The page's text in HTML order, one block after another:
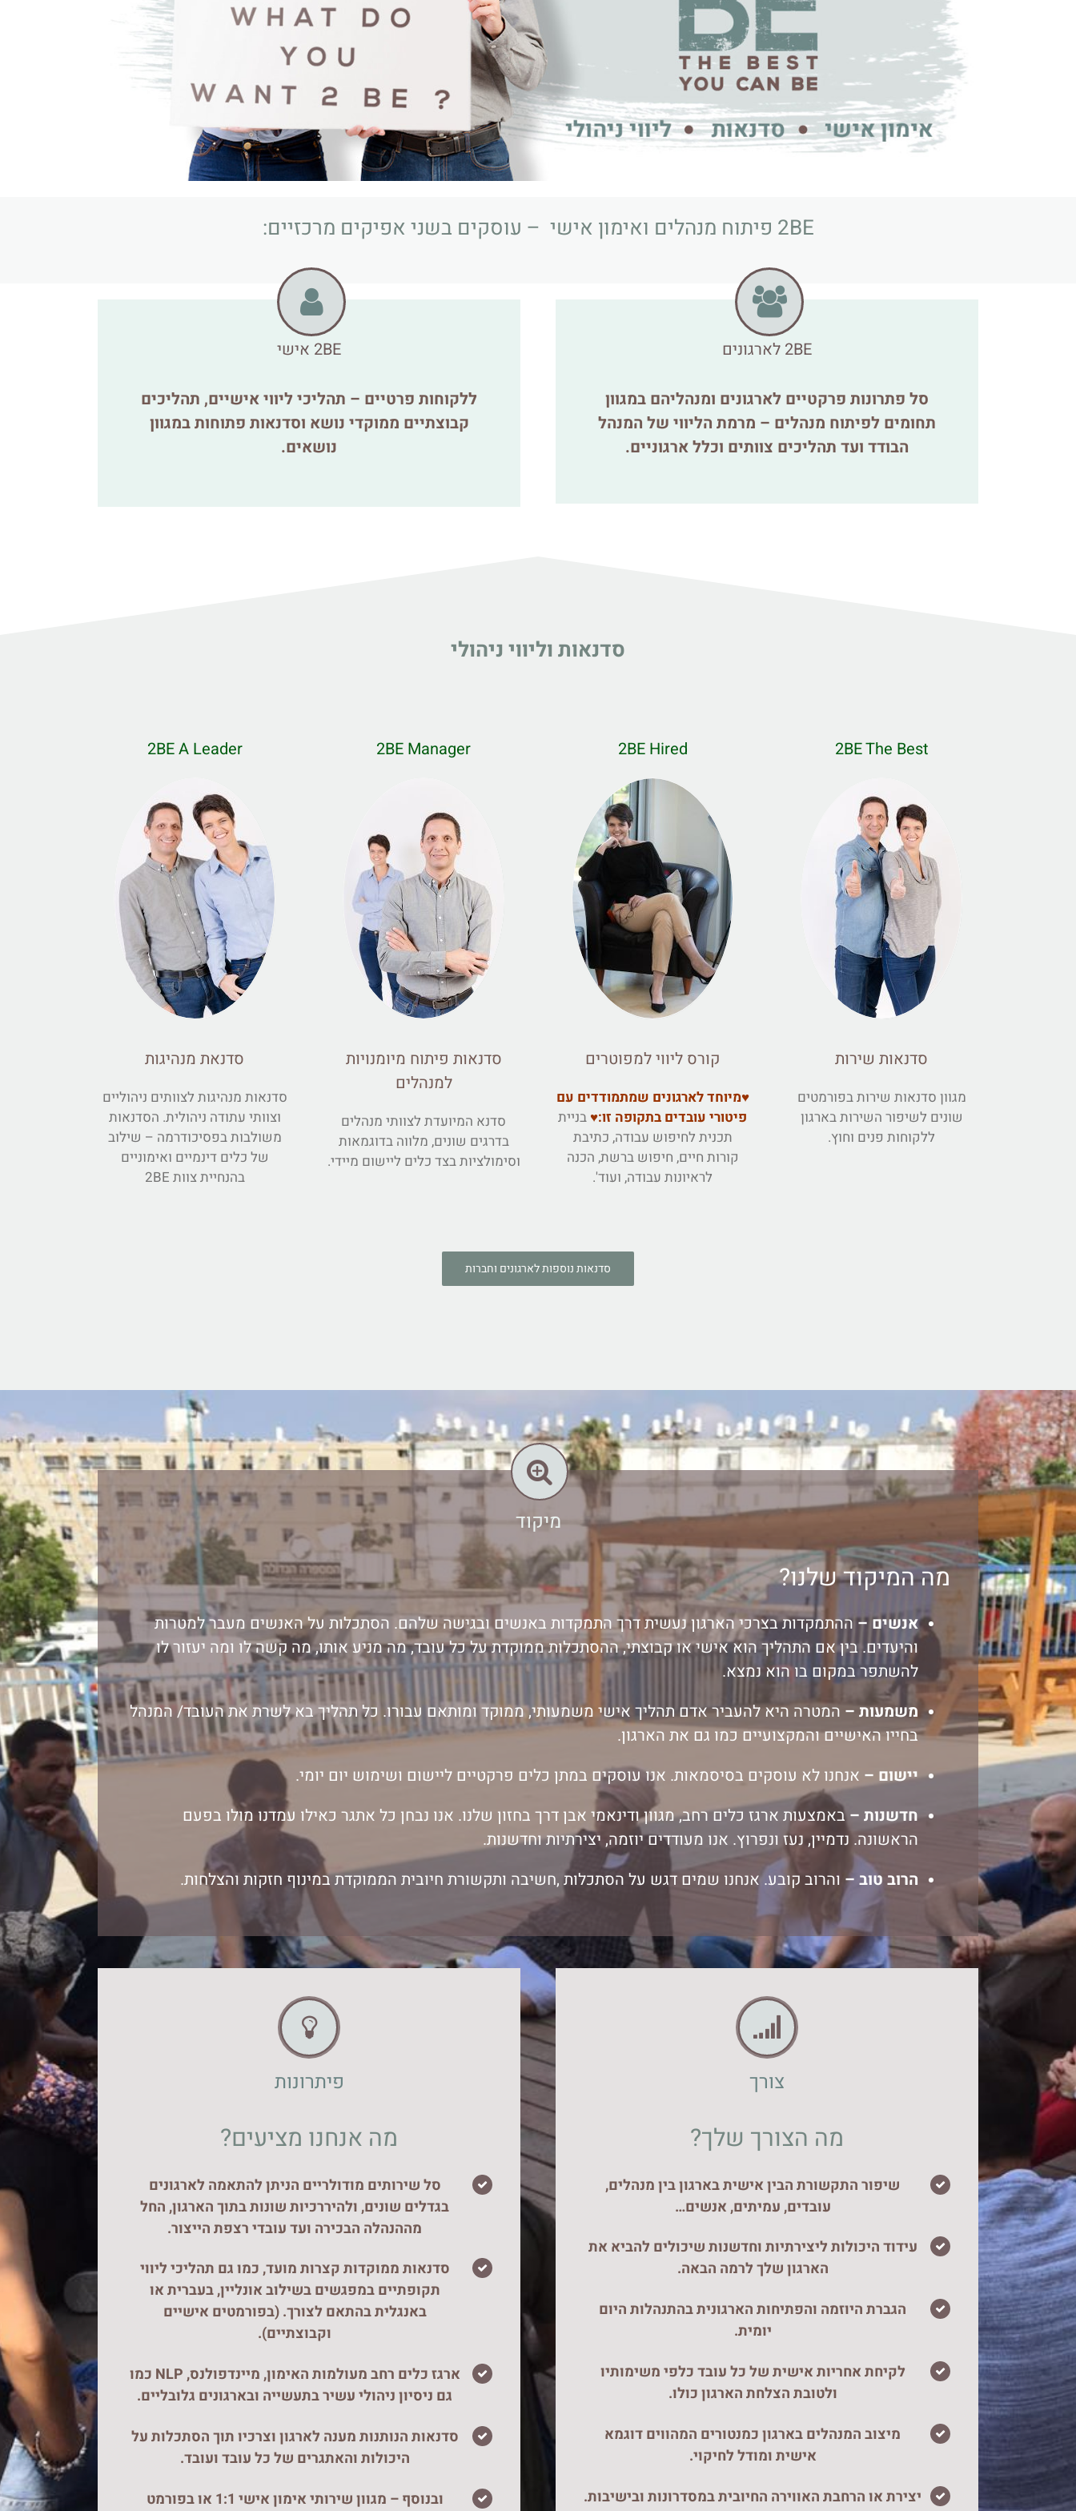
2BE פיתוח מנהלים ואימון אישי – עוסקים בשני אפיקים מרכזיים:
2BE לארגונים
סל פתרונות פרקטיים לארגונים ומנהליהם במגוון
תחומים לפיתוח מנהלים – מרמת הליווי של המנהל
הבודד ועד תהליכים צוותים וכלל ארגוניים.
2BE אישי
ללקוחות פרטיים – תהליכי ליווי אישיים, תהליכים
קבוצתיים ממוקדי נושא וסדנאות פתוחות במגוון
נושאים.
סדנאות וליווי ניהולי
2BE The Best
סדנאות שירות
מגוון סדנאות שירות בפורמטים
שונים לשיפור השירות בארגון
ללקוחות פנים וחוץ.
2BE Hired
קורס ליווי למפוטרים
♥מיוחד לארגונים שמתמודדים עם
פיטורי עובדים בתקופה זו:♥ בניית
תכנית לחיפוש עבודה, כתיבת
קורות חיים, חיפוש ברשת, הכנה
לראיונות עבודה, ועוד'.
2BE Manager
סדנאות פיתוח מיומנויות
למנהלים
סדנא המיועדת לצוותי מנהלים
בדרגים שונים, מלווה בדוגמאות
וסימולציות בצד כלים ליישום מיידי.
2BE A Leader
סדנאת מנהיגות
סדנאות מנהיגות לצוותים ניהוליים
וצוותי עתודה ניהולית. הסדנאות
משולבות בפסיכודרמה – שילוב
של כלים דינמיים ואימוניים
בהנחיית צוות 2BE
סדנאות נוספות לארגונים וחברות
מיקוד
מה המיקוד שלנו?
אנשים –ההתמקדות בצרכי הארגון נעשית דרך התמקדות באנשים ובגישה שלהם. הסתכלות על האנשים מעבר למטרות
והיעדים. בין אם התהליך הוא אישי או קבוצתי, ההסתכלות ממוקדת על כל עובד, מה מניע אותו, מה קשה לו ומה יעזור לו
להשתפר במקום בו הוא נמצא.
משמעות – המטרה היא להעביר אדם תהליך אישי משמעותי, ממוקד ומותאם עבורו. כל תהליך בא לשרת את העובד/ המנהל
בחייו האישיים והמקצועיים כמו גם את הארגון.
יישום – אנחנו לא עוסקים בסיסמאות. אנו עוסקים במתן כלים פרקטיים ליישום ושימוש יום יומי.
חדשנות –באמצעות ארגז כלים רחב, מגוון ודינאמי אבן דרך בחזון שלנו. אנו נבחן כל אתגר כאילו עמדנו מולו בפעם
הראשונה. נדמיין, נעז ונפרוץ. אנו מעודדים יוזמה, יצירתיות וחדשנות.
הרוב טוב – והרוב קובע. אנחנו שמים דגש על הסתכלות ,חשיבה ותקשורת חיובית הממוקדת במינוף חזקות והצלחות.
צורך
מה הצורך שלך?
שיפור התקשורת הבין אישית בארגון בין מנהלים,
עובדים, עמיתים, אנשים…
עידוד היכולות ליצירתיות וחדשנות שיכולים להביא את
הארגון שלך לרמה הבאה.
הגברת היוזמה והפתיחות הארגונית בהתנהלות היום
יומית.
לקיחת אחריות אישית של כל עובד כלפי משימותיו
ולטובת הצלחת הארגון כולו.
מיצוב המנהלים בארגון כמנטורים המהווים דוגמא
אישית ומודל לחיקוי.
יצירת או הרחבת האווירה החיובית במסדרונות ובישיבות.
פיתרונות
מה אנחנו מציעים?
סל שירותים מודולריים הניתן להתאמה לארגונים
בגדלים שונים, ולהיררכיות שונות בתוך הארגון, החל
מההנהלה הבכירה ועד עובדי רצפת הייצור.
סדנאות ממוקדות קצרות מועד, כמו גם תהליכי ליווי
תקופתיים במפגשים בשילוב אונליין, בעברית או
באנגלית בהתאם לצורך. (בפורמטים אישיים
וקבוצתיים).
ארגז כלים רחב מעולמות האימון, מיינדפולנס, NLP כמו
גם ניסיון ניהולי עשיר בתעשייה ובארגונים גלובליים.
סדנאות הנותנות מענה לארגון וצרכיו תוך הסתכלות על
היכולות והאתגרים של כל עובד ועובד.
ובנוסף – מגוון שירותי אימון אישי 1:1 או בפורמט